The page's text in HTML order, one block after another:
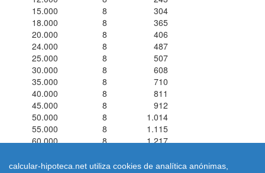
15.000
8
304
18.000
8
365
20.000
8
406
24.000
8
487
25.000
8
507
30.000
8
608
35.000
8
710
40.000
8
811
45.000
8
912
50.000
8
1.014
55.000
8
1.115
60.000
8 1.217
calcular-hipoteca.net utiliza cookies de analítica anónimas,